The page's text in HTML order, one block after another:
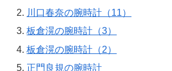
川口春奈の腕時計（11）
板倉滉の腕時計（3）
板倉滉の腕時計（2）
正門良規の腕時計